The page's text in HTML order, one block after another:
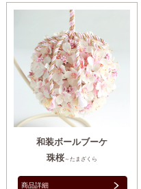
和装ボールブーケ
珠桜～たまざくら
商品詳細